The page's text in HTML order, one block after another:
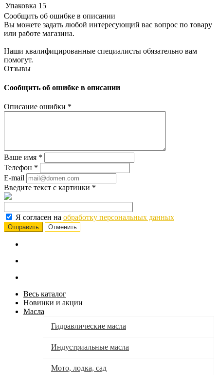
Упаковка 15
Сообщить об ошибке в описании
Вы можете задать любой интересующий вас вопрос по товару
или работе магазина.
Наши квалифицированные специалисты обязательно вам
помогут.
Отзывы
Сообщить об ошибке в описании
Описание ошибки *
Ваше имя *
Телефон *
E-mail
Введите текст с картинки *
Я согласен на обработку персональных данных
Отменить
Весь каталог
Новинки и акции
Масла
Гидравлические масла
Индустриальные масла
Мото, лодка, сад